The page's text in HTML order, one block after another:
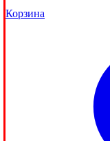
Корзина